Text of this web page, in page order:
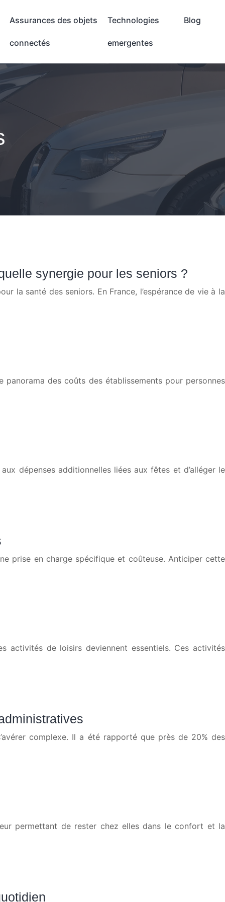
Assurances des objets
connectés
Technologies
emergentes
Blog
synergie pour les seniors ?
la santé des seniors. En France, l’espérance de vie à la
des coûts des établissements pour personnes
dépenses additionnelles liées aux fêtes et d’alléger le
prise en charge spécifique et coûteuse. Anticiper cette
activités de loisirs deviennent essentiels. Ces activités
complexe. Il a été rapporté que près de 20% des
permettant de rester chez elles dans le confort et la